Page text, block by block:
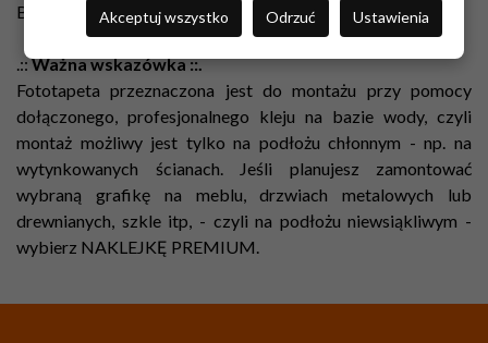
Budowlanej.
.::Ważna wskazówka ::.
Fototapeta przeznaczona jest do montażu przy pomocy
dołączonego, profesjonalnego kleju na bazie wody, czyli
montaż możliwy jest tylko na podłożu chłonnym - np. na
wytynkowanych ścianach. Jeśli planujesz zamontować
wybraną grafikę na meblu, drzwiach metalowych lub
drewnianych, szkle itp, - czyli na podłożu niewsiąkliwym -
wybierz NAKLEJKĘ PREMIUM.
Akceptuj wszystko Odrzuć Ustawienia